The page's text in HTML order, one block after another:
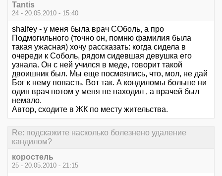
Tantis
24 - 20.05.2010 - 15:40
shalfey - у меня была врач СОболь, а про
Подмогильного (точно он, помню фамилия была
такая ужасная) хочу рассказать: когда сидела в
очереди к Соболь, рядом сидевшая девушка его
узнала. Он с ней учился в меде, говорит такой
двоишник был. Мы еще посмеялись, что, мол, не дай
Бог к нему попасть. Вот так. А кондиломы больше ни
один врач потом у меня не находил , а врачей был
немало.
Автор, сходите в ЖК по месту жительства.
Re: подскажите насколько болезнено удаление
кандилом?
коростель
25 - 20.05.2010 - 21:15